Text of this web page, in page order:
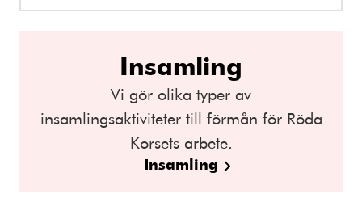
Insamling
Vi gör olika typer av
insamlingsaktiviteter till förmån för Röda
Korsets arbete.
Insamling